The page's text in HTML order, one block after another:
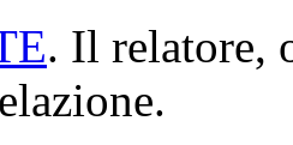
. Il relatore,